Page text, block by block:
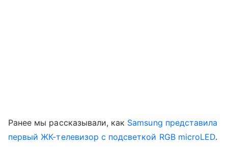
Ранее мы рассказывали, как Samsung представила
первый ЖК-телевизор с подсветкой RGB microLED.